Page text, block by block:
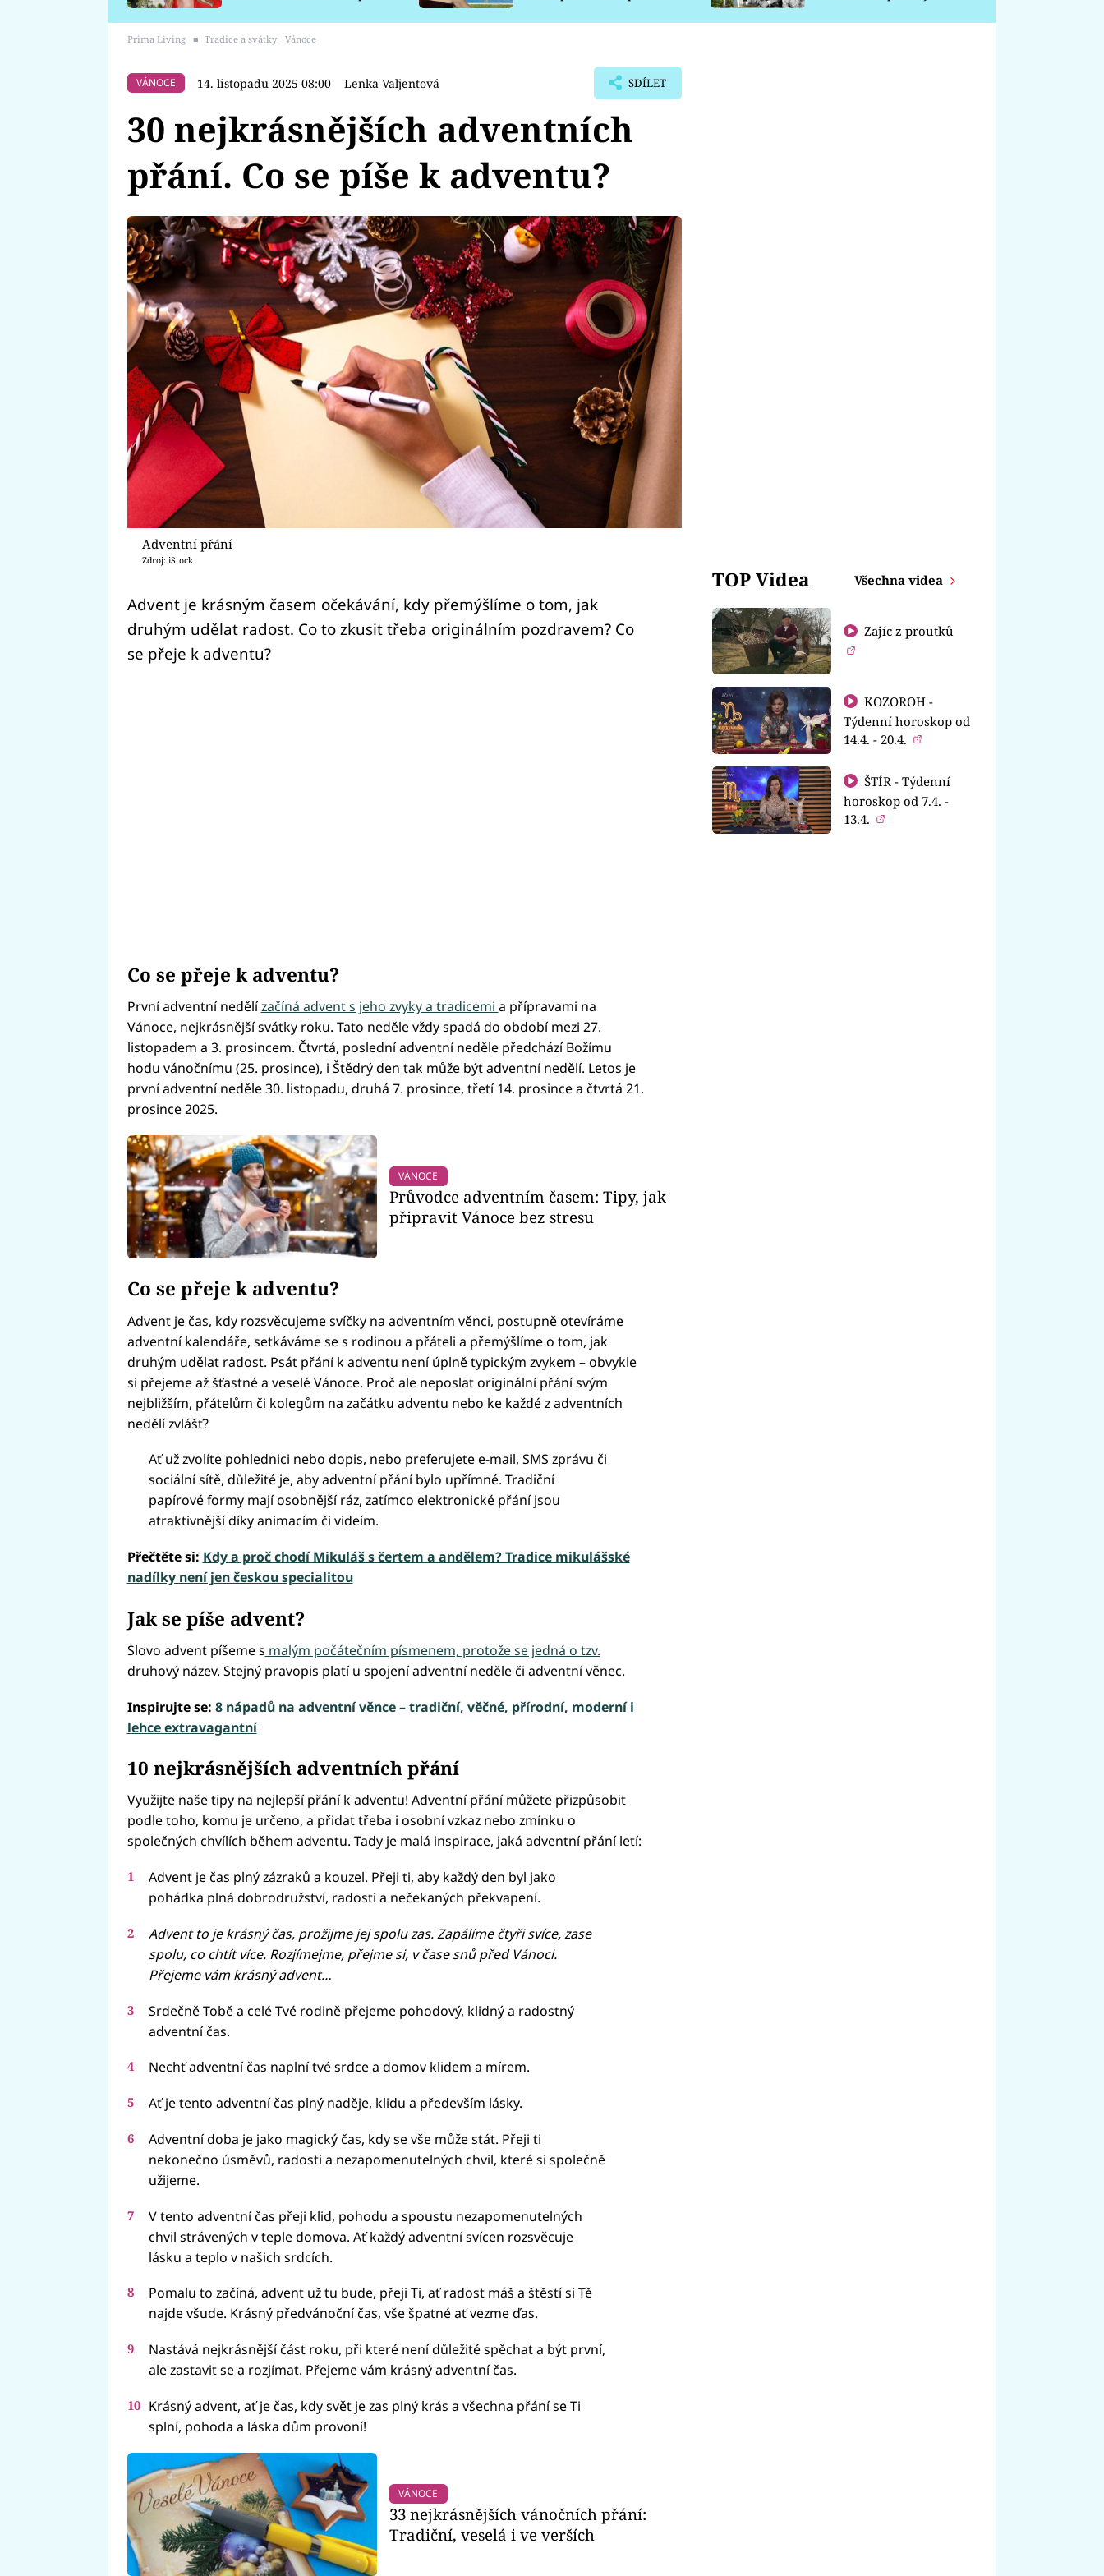
Prima Living ■ Tradice a svátky Vánoce
VÁNOCE 14. listopadu 2025 08:00 Lenka Valjentová SDÍLET
30 nejkrásnějších adventních
přání. Co se píše k adventu?
Adventní přání
Zdroj: iStock
Advent je krásným časem očekávání, kdy přemýšlíme o tom, jak
druhým udělat radost. Co to zkusit třeba originálním pozdravem? Co
se přeje k adventu?
Co se přeje k adventu?
První adventní nedělízačíná advent s jeho zvyky a tradicemi a přípravami na
Vánoce, nejkrásnější svátky roku. Tato neděle vždy spadá do období mezi 27.
listopadem a 3. prosincem. Čtvrtá, poslední adventní neděle předchází Božímu
hodu vánočnímu (25. prosince), i Štědrý den tak může být adventní nedělí. Letos je
první adventní neděle 30. listopadu, druhá 7. prosince, třetí 14. prosince a čtvrtá 21.
prosince 2025.
VÁNOCE
Průvodce adventním časem: Tipy, jak
připravit Vánoce bez stresu
Co se přeje k adventu?
Advent je čas, kdy rozsvěcujeme svíčky na adventním věnci, postupně otevíráme
adventní kalendáře, setkáváme se s rodinou a přáteli a přemýšlíme o tom, jak
druhým udělat radost. Psát přání k adventu není úplně typickým zvykem – obvykle
si přejeme až šťastné a veselé Vánoce. Proč ale neposlat originální přání svým
nejbližším, přátelům či kolegům na začátku adventu nebo ke každé z adventních
nedělí zvlášť?
Ať už zvolíte pohlednici nebo dopis, nebo preferujete e-mail, SMS zprávu či
sociální sítě, důležité je, aby adventní přání bylo upřímné. Tradiční
papírové formy mají osobnější ráz, zatímco elektronické přání jsou
atraktivnější díky animacím či videím.
Přečtěte si: Kdy a proč chodí Mikuláš s čertem a andělem? Tradice mikulášské
nadílky není jen českou specialitou
Jak se píše advent?
Slovo advent píšeme s malým počátečním písmenem, protože se jedná o tzv.
druhový název. Stejný pravopis platí u spojení adventní neděle či adventní věnec.
Inspirujte se: 8 nápadů na adventní věnce – tradiční, věčné, přírodní, moderní i
lehce extravagantní
10 nejkrásnějších adventních přání
Využijte naše tipy na nejlepší přání k adventu! Adventní přání můžete přizpůsobit
podle toho, komu je určeno, a přidat třeba i osobní vzkaz nebo zmínku o
společných chvílích během adventu. Tady je malá inspirace, jaká adventní přání letí:
Advent je čas plný zázraků a kouzel. Přeji ti, aby každý den byl jako
pohádka plná dobrodružství, radosti a nečekaných překvapení.
Advent to je krásný čas, prožijme jej spolu zas. Zapálíme čtyři svíce, zase
spolu, co chtít více. Rozjímejme, přejme si, v čase snů před Vánoci.
Přejeme vám krásný advent…
Srdečně Tobě a celé Tvé rodině přejeme pohodový, klidný a radostný
adventní čas.
Nechť adventní čas naplní tvé srdce a domov klidem a mírem.
Ať je tento adventní čas plný naděje, klidu a především lásky.
Adventní doba je jako magický čas, kdy se vše může stát. Přeji ti
nekonečno úsměvů, radosti a nezapomenutelných chvil, které si společně
užijeme.
V tento adventní čas přeji klid, pohodu a spoustu nezapomenutelných
chvil strávených v teple domova. Ať každý adventní svícen rozsvěcuje
lásku a teplo v našich srdcích.
Pomalu to začíná, advent už tu bude, přeji Ti, ať radost máš a štěstí si Tě
najde všude. Krásný předvánoční čas, vše špatné ať vezme ďas.
Nastává nejkrásnější část roku, při které není důležité spěchat a být první,
ale zastavit se a rozjímat. Přejeme vám krásný adventní čas.
Krásný advent, ať je čas, kdy svět je zas plný krás a všechna přání se Ti
splní, pohoda a láska dům provoní!
VÁNOCE
33 nejkrásnějších vánočních přání:
Tradiční, veselá i ve verších
TOP Videa Všechna videa
Zajíc z proutků
KOZOROH -
Týdenní horoskop od
14.4. - 20.4.
ŠTÍR - Týdenní
horoskop od 7.4. -
13.4.